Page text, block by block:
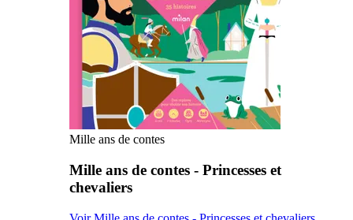
Mille ans de contes
Mille ans de contes - Princesses et
chevaliers